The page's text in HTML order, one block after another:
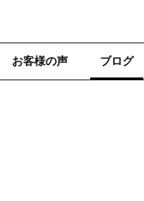
お客様の声 ブログ